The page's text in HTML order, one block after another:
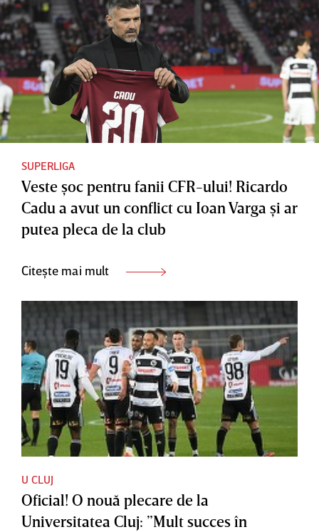
SUPERLIGA
Veste şoc pentru fanii CFR-ului! Ricardo
Cadu a avut un conflict cu Ioan Varga şi ar
putea pleca de la club
Citește mai mult
U CLUJ
Oficial! O nouă plecare de la
Universitatea Cluj: ”Mult succes în